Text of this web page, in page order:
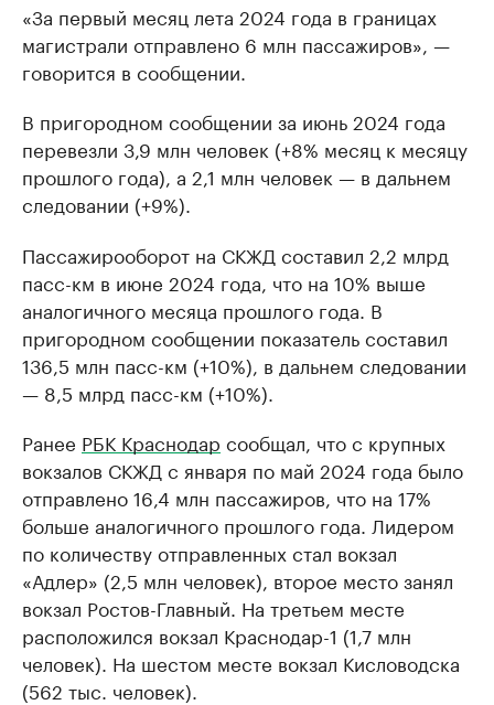
«За первый месяц лета 2024 года в границах
магистрали отправлено 6 млн пассажиров», —
говорится в сообщении.
В пригородном сообщении за июнь 2024 года
перевезли 3,9 млн человек (+8% месяц к месяцу
прошлого года), а 2,1 млн человек — в дальнем
следовании (+9%).
Пассажирооборот на СКЖД составил 2,2 млрд
пасс-км в июне 2024 года, что на 10% выше
аналогичного месяца прошлого года. В
пригородном сообщении показатель составил
136,5 млн пасс-км (+10%), в дальнем следовании
— 8,5 млрд пасс-км (+10%).
Ранее РБК Краснодар сообщал, что с крупных
вокзалов СКЖД с января по май 2024 года было
отправлено 16,4 млн пассажиров, что на 17%
больше аналогичного прошлого года. Лидером
по количеству отправленных стал вокзал
«Адлер» (2,5 млн человек), второе место занял
вокзал Ростов-Главный. На третьем месте
расположился вокзал Краснодар-1 (1,7 млн
человек). На шестом месте вокзал Кисловодска
(562 тыс. человек).